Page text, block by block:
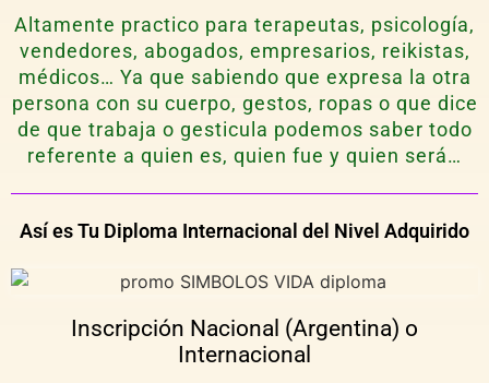
Altamente practico para terapeutas, psicología,
vendedores, abogados, empresarios, reikistas,
médicos… Ya que sabiendo que expresa la otra
persona con su cuerpo, gestos, ropas o que dice
de que trabaja o gesticula podemos saber todo
referente a quien es, quien fue y quien será…
Así es Tu Diploma Internacional del Nivel Adquirido
Inscripción Nacional (Argentina) o
Internacional